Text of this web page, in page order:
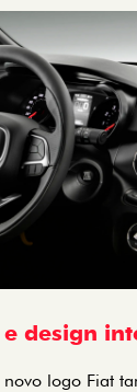
design
logo Fiat